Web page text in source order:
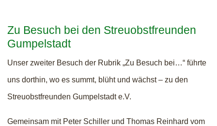
Zu Besuch bei den Streuobstfreunden
Gumpelstadt
Unser zweiter Besuch der Rubrik „Zu Besuch bei…“ führte
uns dorthin, wo es summt, blüht und wächst – zu den
Streuobstfreunden Gumpelstadt e.V.
Gemeinsam mit Peter Schiller und Thomas Reinhard vom